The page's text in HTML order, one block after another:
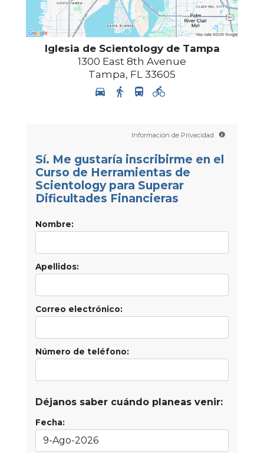
Iglesia de Scientology de Tampa
1300 East 8th Avenue
Tampa, FL 33605
Información de Privacidad
Sí. Me gustaría inscribirme en el
Curso de Herramientas de
Scientology para Superar
Dificultades Financieras
Nombre:
Apellidos:
Correo electrónico:
Número de teléfono:
Déjanos saber cuándo planeas venir:
Fecha: